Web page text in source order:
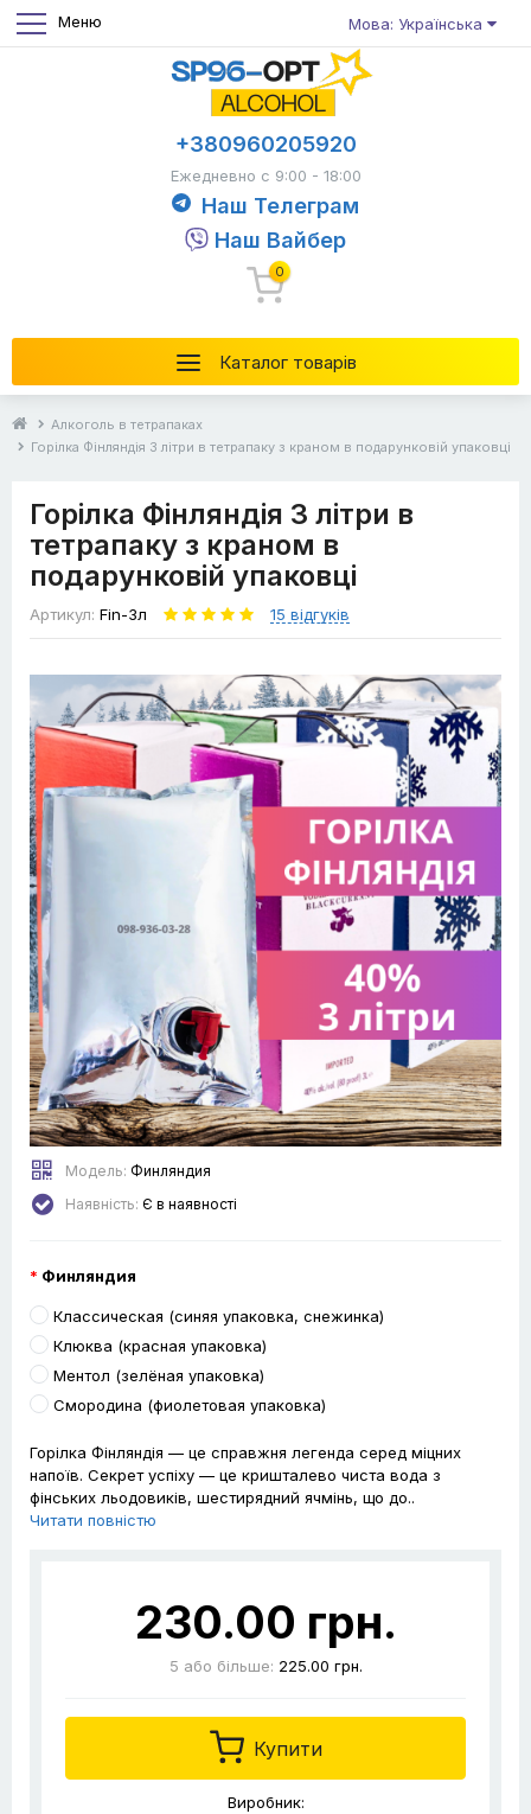
Меню Мова: Українська
Каталог товарів
+380960205920
Ежедневно с 9:00 - 18:00
Наш Телеграм
Наш Вайбер
0
Алкоголь в тетрапаках
Горілка Фінляндія 3 літри в тетрапаку з краном в подарунковій упаковці
Горілка Фінляндія 3 літри в
тетрапаку з краном в
подарунковій упаковці
Артикул: Fin-3л 15 відгуків
Модель: Финляндия
Наявність: Є в наявності
Финляндия
Классическая (синяя упаковка, снежинка)
Клюква (красная упаковка)
Ментол (зелёная упаковка)
Смородина (фиолетовая упаковка)
Горілка Фінляндія — це справжня легенда серед міцних
напоїв. Секрет успіху — це кришталево чиста вода з
фінських льодовиків, шестирядний ячмінь, що до..
Читати повністю
230.00 грн.
5 або більше: 225.00 грн.
Купити
Виробник: